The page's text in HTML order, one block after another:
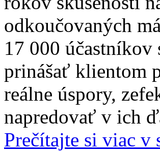
odkoučovaných
17 000
prinášať klientom
reálne úspory,
napredovať v ich
Prečítajte si viac v